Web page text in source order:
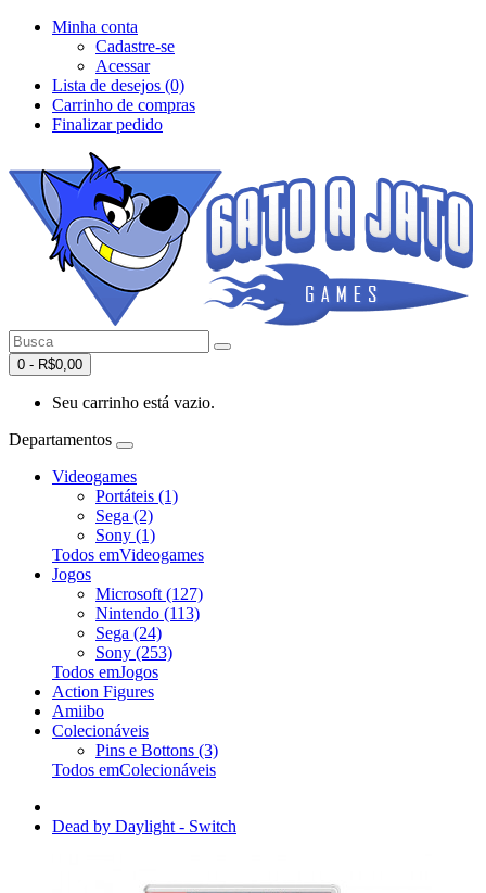
Minha conta
Cadastre-se
Acessar
Lista de desejos (0)
Carrinho de compras
Finalizar pedido
0 - R$0,00
Seu carrinho está vazio.
Departamentos
Videogames
Portáteis (1)
Sega (2)
Sony (1)
Todos emVideogames
Jogos
Microsoft (127)
Nintendo (113)
Sega (24)
Sony (253)
Todos emJogos
Action Figures
Amiibo
Colecionáveis
Pins e Bottons (3)
Todos emColecionáveis
Dead by Daylight - Switch